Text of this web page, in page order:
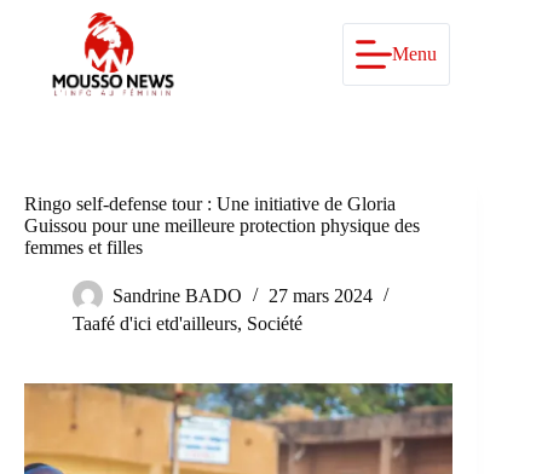
Menu
Ringo self-defense tour : Une initiative de Gloria
Guissou pour une meilleure protection physique des
femmes et filles
Sandrine BADO
27 mars 2024
Taafé d'ici etd'ailleurs, Société